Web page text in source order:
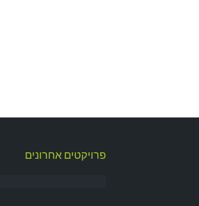
פרויקטים אחרונים